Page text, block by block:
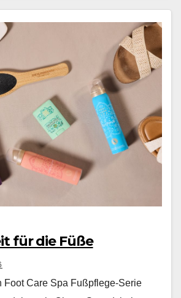
für die Füße
Foot Care Spa Fußpflege-Serie